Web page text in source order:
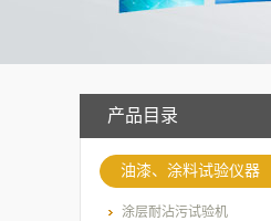
产品目录
油漆、涂料试验仪器
涂层耐沾污试验机